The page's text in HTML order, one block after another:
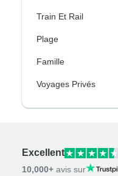
Train Et Rail
Plage
Famille
Voyages Privés
Excellent
10,000+ avis sur